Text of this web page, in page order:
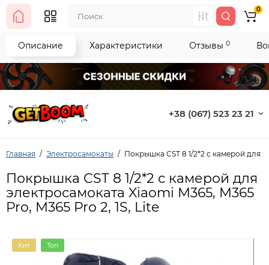
+38 (067) 523 23 21
0
Главная Электросамокаты Покрышка CST 8 1/2*2 с камерой для
Покрышка CST 8 1/2*2 с камерой для
электросамоката Xiaomi M365, M365
Pro, M365 Pro 2, 1S, Lite
Хит Топ
Описание Характеристики Отзывы 0